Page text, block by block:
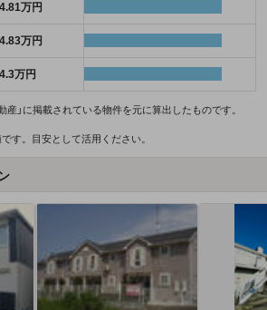
4.81万円
4.83万円
4.3万円
」に掲載されている物件を元に算出したものです。
す。目安として活用ください。